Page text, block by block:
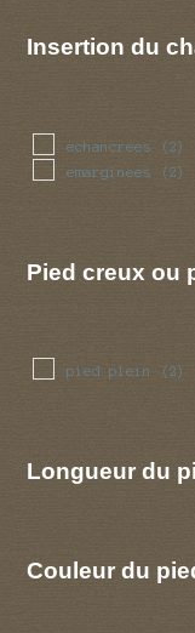
Insertion du
echancrees (2)
emarginees (2)
Pied creux ou
pied plein (2)
Longueur du
Couleur du